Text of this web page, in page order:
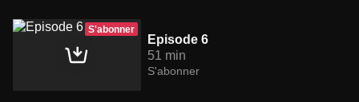
S'abonner
Episode 6
51 min
S'abonner